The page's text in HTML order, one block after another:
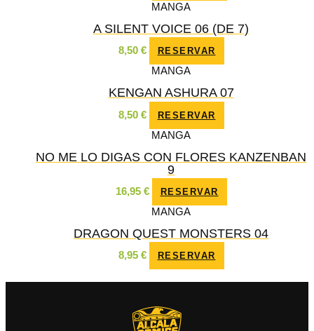
MANGA
A SILENT VOICE 06 (DE 7)
8,50 € RESERVAR
MANGA
KENGAN ASHURA 07
8,50 € RESERVAR
MANGA
NO ME LO DIGAS CON FLORES KANZENBAN
9
16,95 € RESERVAR
MANGA
DRAGON QUEST MONSTERS 04
8,95 € RESERVAR